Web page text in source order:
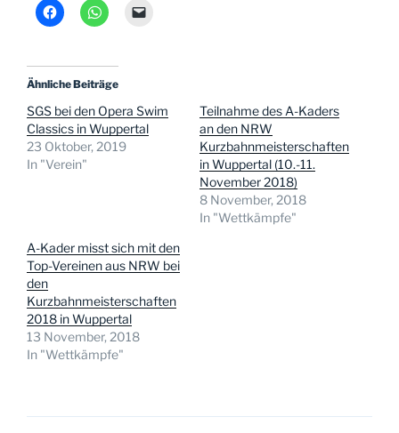
Ähnliche Beiträge
SGS bei den Opera Swim
Classics in Wuppertal
23 Oktober, 2019
In "Verein"
Teilnahme des A-Kaders
an den NRW
Kurzbahnmeisterschaften
in Wuppertal (10.-11.
November 2018)
8 November, 2018
In "Wettkämpfe"
A-Kader misst sich mit den
Top-Vereinen aus NRW bei
den
Kurzbahnmeisterschaften
2018 in Wuppertal
13 November, 2018
In "Wettkämpfe"